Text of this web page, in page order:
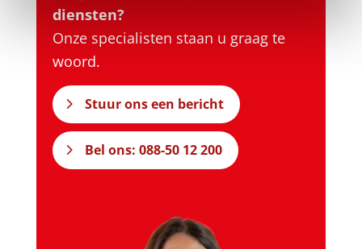
diensten?
Onze specialisten staan u graag te
woord.
Stuur ons een bericht
Bel ons: 088-50 12 200